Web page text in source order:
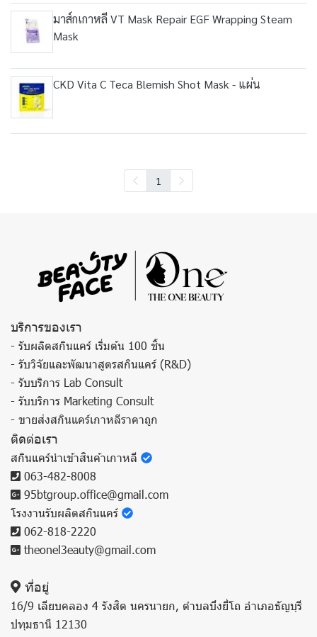
มาส์กเกาหลี VT Mask Repair EGF Wrapping Steam
Mask
CKD Vita C Teca Blemish Shot Mask - แผ่น
1
บริการของเรา
- รับผลิตสกินแคร์ เริ่มต้น 100 ชิ้น
- รับวิจัยและพัฒนาสูตรสกินแคร์ (R&D)
- รับบริการ Lab Consult
- รับบริการ Marketing Consult
- ขายส่งสกินแคร์เกาหลีราคาถูก
ติดต่อเรา
สกินแคร์นำเข้าสินค้าเกาหลี
063-482-8008
95btgroup.office@gmail.com
โรงงานรับผลิตสกินแคร์
062-818-2220
theonel3eauty@gmail.com
ที่อยู่
16/9 เลียบคลอง 4 รังสิต นครนายก, ตำบลบึงยี่โถ อำเภอธัญบุรี
ปทุมธานี 12130